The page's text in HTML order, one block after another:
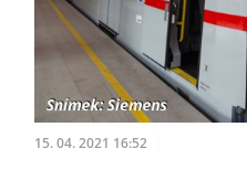
15. 04. 2021 16:52